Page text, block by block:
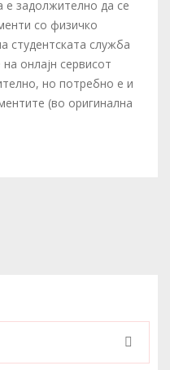
е задолжително да се
со физичко
студентската служба
онлајн сервисот
но потребно е и
(во оригинална